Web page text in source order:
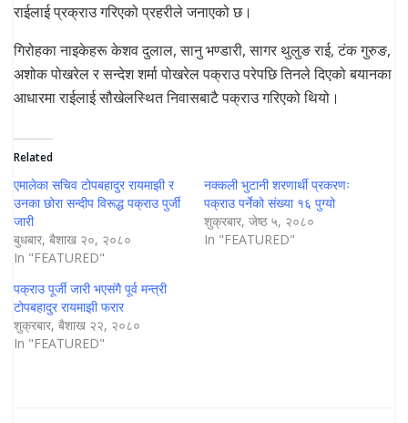
राईलाई प्रक्राउ गरिएको प्रहरीले जनाएको छ।
गिरोहका नाइकेहरू केशव दुलाल, सानु भण्डारी, सागर थुलुङ राई, टंक गुरुङ,
अशोक पोखरेल र सन्देश शर्मा पोखरेल पक्राउ परेपछि तिनले दिएको बयानका
आधारमा राईलाई सौखेलस्थित निवासबाटै पक्राउ गरिएको थियो।
Related
एमालेका सचिव टोपबहादुर रायमाझी र
उनका छोरा सन्दीप विरूद्ध पक्राउ पुर्जी
जारी
बुधबार, बैशाख २०, २०८०
In "FEATURED"
नक्कली भुटानी शरणार्थी प्रकरणः
पक्राउ पर्नेको संख्या १६ पुग्यो
शुक्रबार, जेष्ठ ५, २०८०
In "FEATURED"
पक्राउ पूर्जी जारी भएसंगै पूर्व मन्त्री
टोपबहादुर रायमाझी फरार
शुक्रबार, बैशाख २२, २०८०
In "FEATURED"